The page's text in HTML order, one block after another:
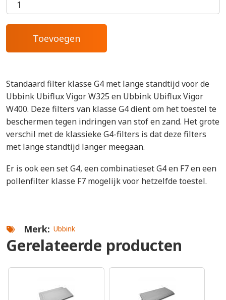
Standaard filter klasse G4 met lange standtijd voor de
Ubbink Ubiflux Vigor W325 en Ubbink Ubiflux Vigor
W400. Deze filters van klasse G4 dient om het toestel te
beschermen tegen indringen van stof en zand. Het grote
verschil met de klassieke G4-filters is dat deze filters
met lange standtijd langer meegaan.
Er is ook een set G4, een combinatieset G4 en F7 en een
pollenfilter klasse F7 mogelijk voor hetzelfde toestel.
Merk Ubbink
Gerelateerde producten